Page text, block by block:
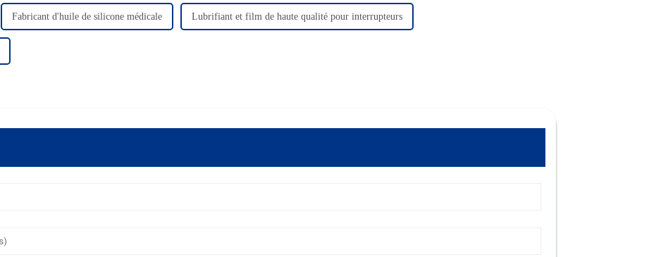
Fabricant d'huile de silicone médicale Lubrifiant et film de haute qualité pour interrupteurs